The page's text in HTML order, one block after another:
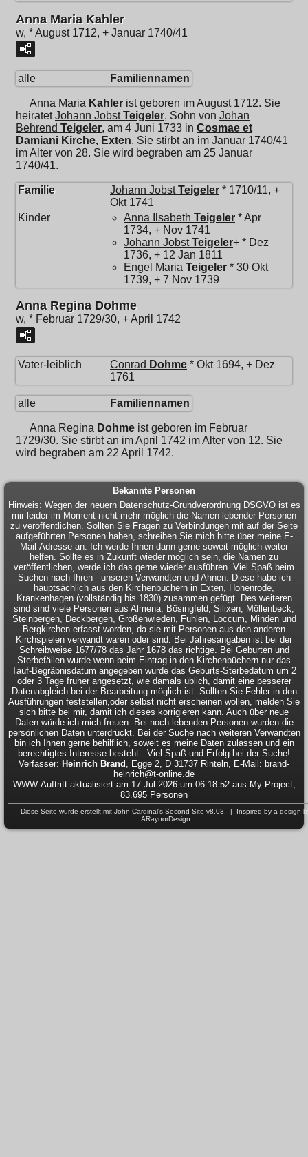
Anna Maria Kahler
w, * August 1712, + Januar 1740/41
alle Familiennamen
Anna Maria Kahler ist geboren im August 1712. Sie
heiratetJohann Jobst Teigeler, Sohn von Johan
Behrend Teigeler, am 4 Juni 1733 in Cosmae et
Damiani Kirche, Exten. Sie stirbt an im Januar 1740/41
im Alter von 28. Sie wird begraben am 25 Januar
1740/41.
Familie Johann Jobst Teigeler * 1710/11, +
Okt 1741
Kinder
Anna Ilsabeth Teigeler * Apr
1734, + Nov 1741
Johann Jobst Teigeler+ * Dez
1736, + 12 Jan 1811
Engel Maria Teigeler * 30 Okt
1739, + 7 Nov 1739
Anna Regina Dohme
w, * Februar 1729/30, + April 1742
Vater-leiblich Conrad Dohme * Okt 1694, + Dez
1761
alle Familiennamen
Anna Regina Dohme ist geboren im Februar
1729/30. Sie stirbt an im April 1742 im Alter von 12. Sie
wird begraben am 22 April 1742.
Bekannte Personen
Hinweis: Wegen der neuern Datenschutz-Grundverordnung DSGVO ist es
mir leider im Moment nicht mehr möglich die Namen lebender Personen
zu veröffentlichen. Sollten Sie Fragen zu Verbindungen mit auf der Seite
aufgeführten Personen haben, schreiben Sie mich bitte über meine E-
Mail-Adresse an. Ich werde Ihnen dann gerne soweit möglich weiter
helfen. Sollte es in Zukunft wieder möglich sein, die Namen zu
veröffentlichen, werde ich das gerne wieder ausführen. Viel Spaß beim
Suchen nach Ihren - unseren Verwandten und Ahnen. Diese habe ich
hauptsächlich aus den Kirchenbüchern in Exten, Hohenrode,
Krankenhagen (vollständig bis 1830) zusammen gefügt. Des weiteren
sind sind viele Personen aus Almena, Bösingfeld, Silixen, Möllenbeck,
Steinbergen, Deckbergen, Großenwieden, Fuhlen, Loccum, Minden und
Bergkirchen erfasst worden, da sie mit Personen aus den anderen
Kirchspielen verwandt waren oder sind. Bei Jahresangaben ist bei der
Schreibweise 1677/78 das Jahr 1678 das richtige. Bei Geburten und
Sterbefällen wurde wenn beim Eintrag in den Kirchenbüchern nur das
Tauf-Begräbnisdatum angegeben wurde das Geburts-Sterbedatum um 2
oder 3 Tage früher angesetzt, wie damals üblich, damit eine besserer
Datenabgleich bei der Bearbeitung möglich ist. Sollten Sie Fehler in den
Ausführungen feststellen,oder selbst nicht erscheinen wollen, melden Sie
sich bitte bei mir, damit ich dieses korrigieren kann. Auch über neue
Daten würde ich mich freuen. Bei noch lebenden Personen wurden die
persönlichen Daten unterdrückt. Bei der Suche nach weiteren Verwandten
bin ich Ihnen gerne behilflich, soweit es meine Daten zulassen und ein
berechtigtes Interesse besteht.. Viel Spaß und Erfolg bei der Suche!
Verfasser: Heinrich Brand , Egge 2, D 31737 Rinteln, E-Mail: brand-
heinrich@t-online.de
WWW-Auftritt aktualisiert am 17 Jul 2026 um 06:18:52 aus My Project;
83.695 Personen
Diese Seite wurde erstellt mit John Cardinal's Second Site v8.03. | Inspired by a design
ARaynorDesign